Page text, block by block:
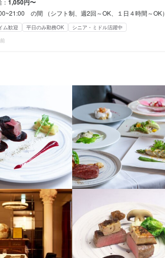
1,050円〜
の間 （シフト制、週2回～OK、１日４時間～OK）
ム歓迎 平日のみ勤務OK
シニア・ミドル活躍中
くスキル
格
理経験 調理師免許
・経験
ション能力
人物像
料理で人を喜ばせたい方
くスキル
資格
・経験
理経験
・経験
理経験
人物像
料理で人を喜ばせたい方